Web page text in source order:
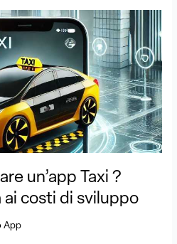
un’app Taxi ?
costi di sviluppo
App